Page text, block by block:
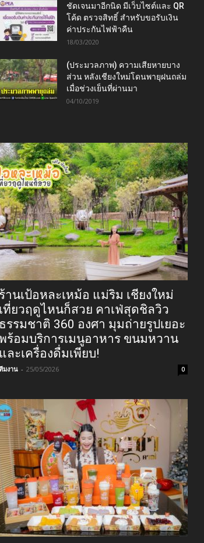
ชัดเจนมาอีกนิด มีเว็บไซต์และ QR
โค้ด ตรวจสิทธิ์ สำหรับขอรับเงิน
ค่าประกันไฟฟ้าคืน
18/03/2020
(ประมวลภาพ) ความเสียหายบาง
ส่วน หลังเชียงใหม่โดนพายุฝนถล่ม
เมื่อช่วงเย็นที่ผ่านมา
04/10/2019
ร้านเป้อหละเหม้อ แม่ริม เชียงใหม่
เที่ยวฤดูไหนก็สวย คาเฟ่สุดชิลวิว
ธรรมชาติ 360 องศา มุมถ่ายรูปเยอะ
ร้อมบริการเมนูอาหาร ขนมหวาน
และเครื่องดื่มเพียบ!
มงาน - 25/05/2026 0